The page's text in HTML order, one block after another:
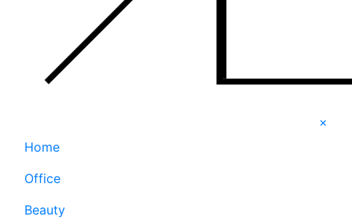
×
Home
Office
Beauty